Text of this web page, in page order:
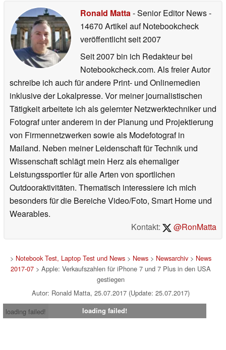
Ronald Matta- Senior Editor News-
14670 Artikel auf Notebookcheck
veröffentlichtseit 2007
Seit 2007 bin ich Redakteur bei
Notebookcheck.com. Als freier Autor
schreibe ich auch für andere Print- und Onlinemedien
inklusive der Lokalpresse. Vor meiner journalistischen
Tätigkeit arbeitete ich als gelernter Netzwerktechniker und
Fotograf unter anderem in der Planung und Projektierung
von Firmennetzwerken sowie als Modefotograf in
Mailand. Neben meiner Leidenschaft für Technik und
Wissenschaft schlägt mein Herz als ehemaliger
Leistungssportler für alle Arten von sportlichen
Outdooraktivitäten. Thematisch interessiere ich mich
besonders für die Bereiche Video/Foto, Smart Home und
Wearables.
Kontakt:
@RonMatta
> Notebook Test, Laptop Test und News> News> Newsarchiv> News
2017-07> Apple: Verkaufszahlen für iPhone 7 und 7 Plus in den USA
gestiegen
Autor: Ronald Matta, 25.07.2017 (Update: 25.07.2017)
loading failed!
loading failed!